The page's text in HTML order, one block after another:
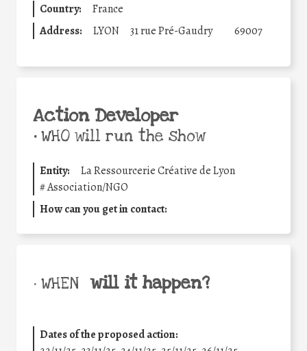
Country:
France
Address:
LYON 31 rue Pré-Gaudry 69007
Action Developer
•WHO will run the show
Entity:
La Ressourcerie Créative de Lyon
#Association/NGO
How can you get in contact:
• WHEN will it happen?
Dates of the proposed action: